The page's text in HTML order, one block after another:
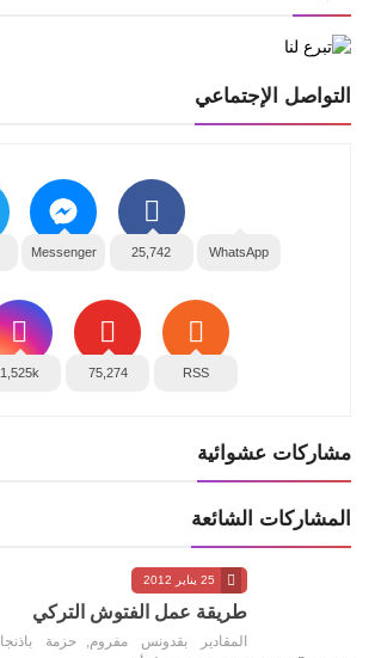
التواصل الإجتماعي
WhatsApp
25,742
Messenger
RSS
75,274
1,525k
مشاركات عشوائية
المشاركات الشائعة
25 يناير 2012
طريقة عمل الفتوش التركي